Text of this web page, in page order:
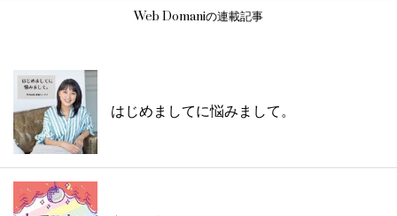
Web Domaniの連載記事
はじめましてに悩みまして。